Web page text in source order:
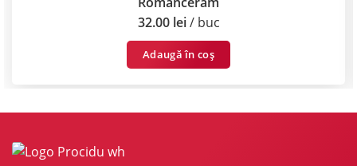
32.00 lei buc
Adaugă în coș